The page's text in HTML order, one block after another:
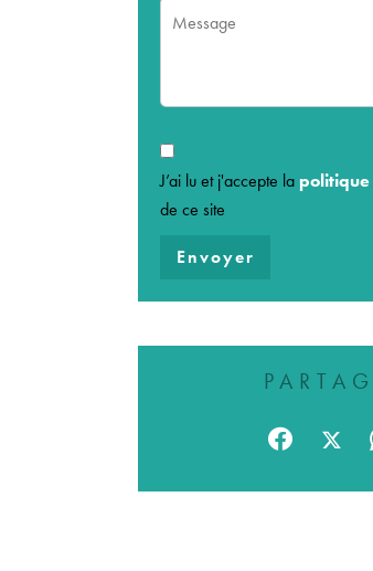
J’ai lu et j'accepte la
de ce site
Envoyer